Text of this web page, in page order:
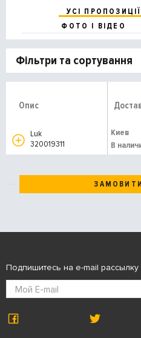
УСІ ПРОПОЗИЦІЇ
ФОТО І ВІДЕО
Фільтри та сортування
Опис
Luk
320019311
Киев
В
Подпишитесь на e-mail рассылку